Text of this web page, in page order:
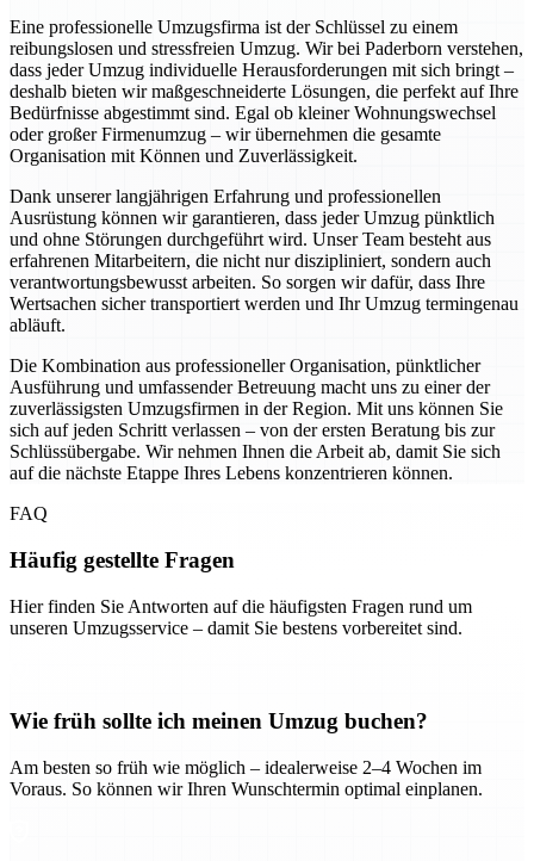
Eine professionelle Umzugsfirma ist der Schlüssel zu einem
reibungslosen und stressfreien Umzug. Wir bei Paderborn verstehen,
dass jeder Umzug individuelle Herausforderungen mit sich bringt –
deshalb bieten wir maßgeschneiderte Lösungen, die perfekt auf Ihre
Bedürfnisse abgestimmt sind. Egal ob kleiner Wohnungswechsel
oder großer Firmenumzug – wir übernehmen die gesamte
Organisation mit Können und Zuverlässigkeit.
Dank unserer langjährigen Erfahrung und professionellen
Ausrüstung können wir garantieren, dass jeder Umzug pünktlich
und ohne Störungen durchgeführt wird. Unser Team besteht aus
erfahrenen Mitarbeitern, die nicht nur diszipliniert, sondern auch
verantwortungsbewusst arbeiten. So sorgen wir dafür, dass Ihre
Wertsachen sicher transportiert werden und Ihr Umzug termingenau
abläuft.
Die Kombination aus professioneller Organisation, pünktlicher
Ausführung und umfassender Betreuung macht uns zu einer der
zuverlässigsten Umzugsfirmen in der Region. Mit uns können Sie
sich auf jeden Schritt verlassen – von der ersten Beratung bis zur
Schlüssübergabe. Wir nehmen Ihnen die Arbeit ab, damit Sie sich
auf die nächste Etappe Ihres Lebens konzentrieren können.
FAQ
Häufig gestellte Fragen
Hier finden Sie Antworten auf die häufigsten Fragen rund um
unseren Umzugsservice – damit Sie bestens vorbereitet sind.
Wie früh sollte ich meinen Umzug buchen?
Am besten so früh wie möglich – idealerweise 2–4 Wochen im
Voraus. So können wir Ihren Wunschtermin optimal einplanen.